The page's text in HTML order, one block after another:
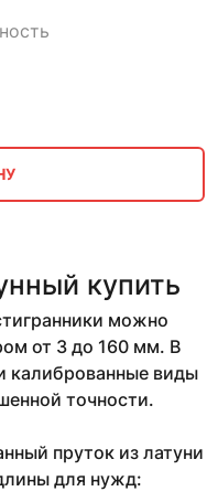
купить
можно
от 3 до 160 мм. В
калиброванные виды
точности.
пруток из латуни
для нужд: